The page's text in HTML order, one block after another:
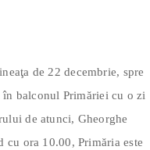
de 22 decembrie, spre
balconul Primăriei cu o zi
de atunci, Gheorghe
cu ora 10.00, Primăria este